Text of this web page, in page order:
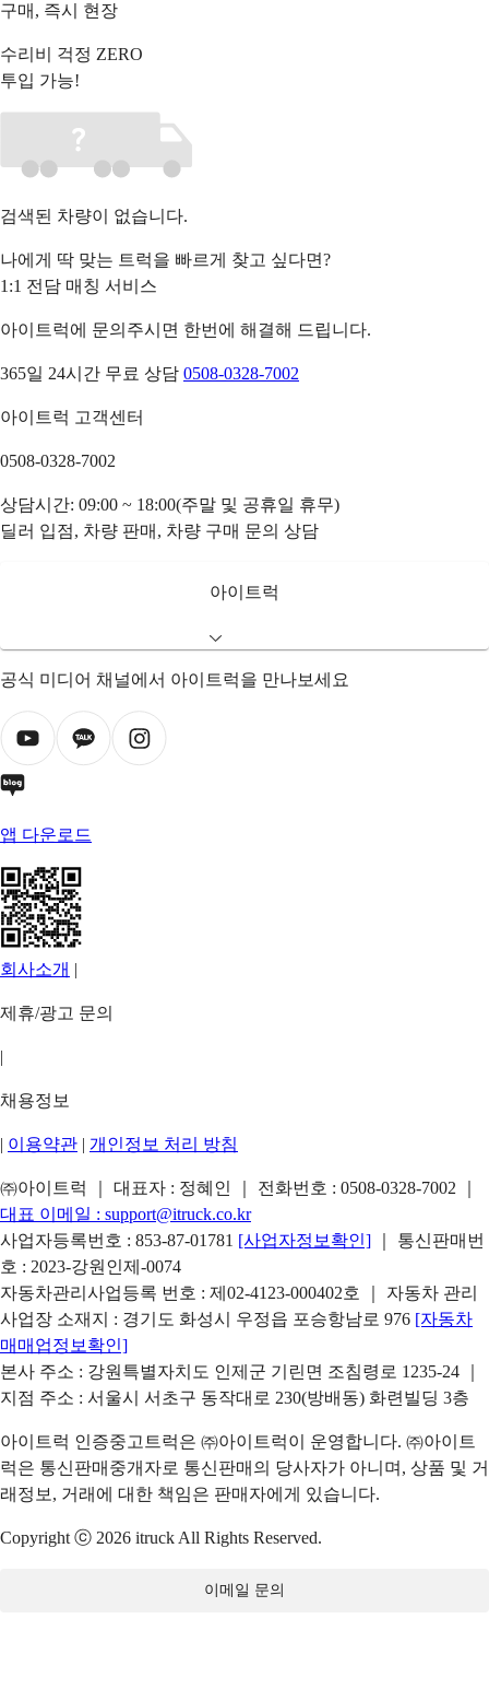
구매, 즉시 현장
수리비 걱정 ZERO
투입 가능!
검색된 차량이 없습니다.
나에게 딱 맞는 트럭을 빠르게 찾고 싶다면?
1:1 전담 매칭 서비스
아이트럭에 문의주시면 한번에 해결해 드립니다.
365일 24시간 무료 상담 0508-0328-7002
아이트럭 고객센터
0508-0328-7002
상담시간: 09:00 ~ 18:00(주말 및 공휴일 휴무)
딜러 입점, 차량 판매, 차량 구매 문의 상담
아이트럭
공식 미디어 채널에서 아이트럭을 만나보세요
앱 다운로드
회사소개 |
제휴/광고 문의
|
채용정보
| 이용약관 | 개인정보 처리 방침
㈜아이트럭 ｜ 대표자 : 정혜인 ｜ 전화번호 : 0508-0328-7002
대표 이메일 : support@itruck.co.kr
사업자등록번호 : 853-87-01781 [사업자정보확인]
｜ 통신판매번
호 : 2023-강원인제-0074
자동차관리사업등록 번호 : 제02-4123-000402호 ｜ 자동차 관리
사업장 소재지 : 경기도 화성시 우정읍 포승항남로 976 [자동차
매매업정보확인]
본사 주소 : 강원특별자치도 인제군 기린면 조침령로 1235-24 ｜
지점 주소 : 서울시 서초구 동작대로 230(방배동) 화련빌딩 3층
아이트럭 인증중고트럭은 ㈜아이트럭이 운영합니다. ㈜아이트
럭은 통신판매중개자로 통신판매의 당사자가 아니며, 상품 및 거
래정보, 거래에 대한 책임은 판매자에게 있습니다.
Copyright ⓒ 2026 itruck All Rights Reserved.
이메일 문의